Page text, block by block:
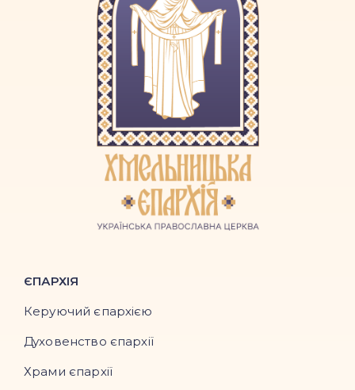
ЄПАРХІЯ
Керуючий єпархією
Духовенство єпархії
Храми єпархії